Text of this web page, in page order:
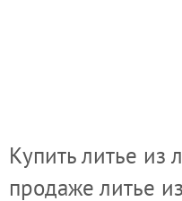
Купить литье
продаже литье